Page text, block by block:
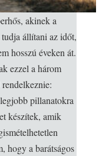
akinek a
állítani az időt,
hosszú éveken át.
ezzel a három
pillanatokra
készítek, amik
hogy a barátságos